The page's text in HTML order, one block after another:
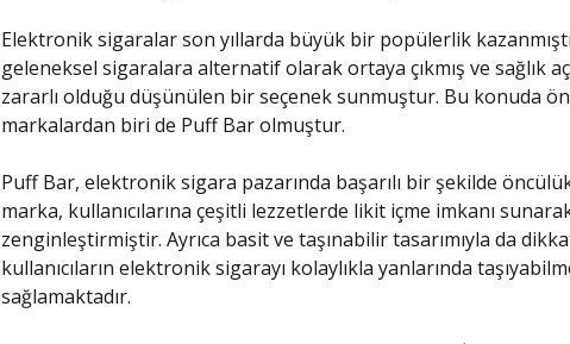
Elektronik sigaralar son yıllarda büyük bir popülerlik
geleneksel sigaralara alternatif olarak ortaya çıkmış ve sağlık
zararlı olduğu düşünülen bir seçenek sunmuştur. Bu konuda
markalardan biri de Puff Bar olmuştur.
Puff Bar, elektronik sigara pazarında başarılı bir şekilde
marka, kullanıcılarına çeşitli lezzetlerde likit içme imkanı
zenginleştirmiştir. Ayrıca basit ve taşınabilir tasarımıyla da
kullanıcıların elektronik sigarayı kolaylıkla yanlarında
sağlamaktadır.